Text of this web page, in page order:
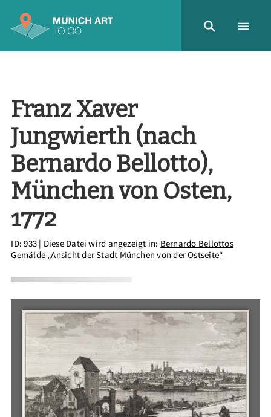
Franz Xaver
Jungwierth (nach
Bernardo Bellotto),
München von Osten,
1772
ID: 933| Diese Datei wird angezeigt in: Bernardo Bellottos
Gemälde „Ansicht der Stadt München von der Ostseite“